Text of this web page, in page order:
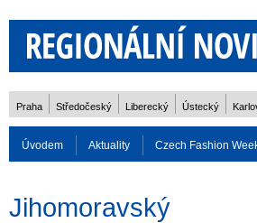
Praha Středočeský Liberecký Ústecký
Úvodem Aktuality Czech Fashion
Jihomoravský